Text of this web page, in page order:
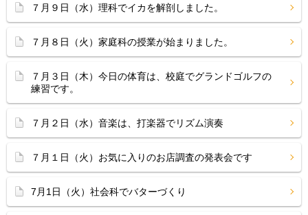
７月９日（水）理科でイカを解剖しました。
７月８日（火）家庭科の授業が始まりました。
７月３日（木）今日の体育は、校庭でグランドゴルフの
練習です。
７月２日（水）音楽は、打楽器でリズム演奏
７月１日（火）お気に入りのお店調査の発表会です
7月1日（火）社会科でバターづくり